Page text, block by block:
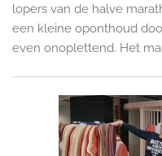
lopers van de halve
een kleine oponthoud
even onoplettend. Het